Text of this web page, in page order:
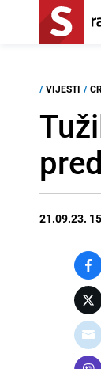
/ VIJESTI /
21.09.23.